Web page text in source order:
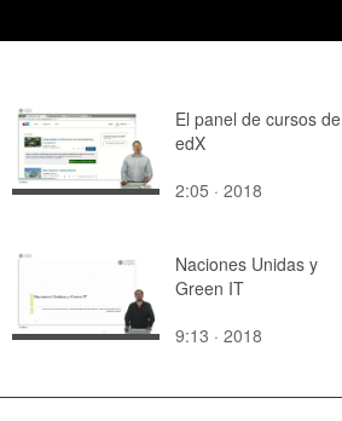
El panel de cursos de
edX
2:05 · 2018
Naciones Unidas y
Green IT
9:13 · 2018